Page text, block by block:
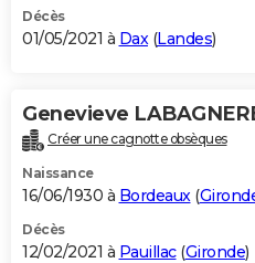
Décès
01/05/2021 à Dax(Landes)
Genevieve
Créer une cagnotte obsèques
Naissance
16/06/1930 à Bordeaux (
Décès
12/02/2021 à Pauillac(Gironde)